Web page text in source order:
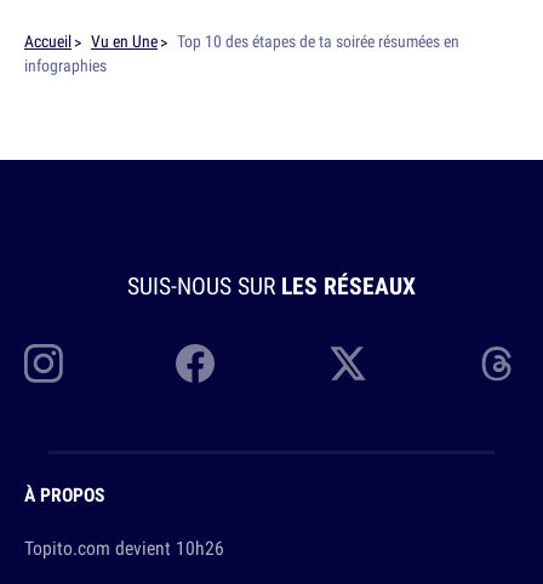
Accueil Vu en Une
Top 10 des étapes de ta soirée résumées en
infographies
SUIS-NOUS SUR LES RÉSEAUX
À PROPOS
Topito.com devient 10h26